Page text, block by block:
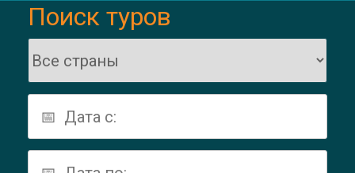
Поиск туров